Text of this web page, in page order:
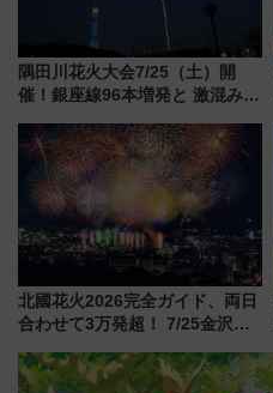
隅田川花火大会7/25（土）開
催！銀座線96本増発と 激混みの
アクセス攻略法、2万発の花火が
都心の夜に！
北國花火2026完全ガイド、両日
合わせて3万発超！ 7/25金沢大
会の日程・アクセス・観覧席ま